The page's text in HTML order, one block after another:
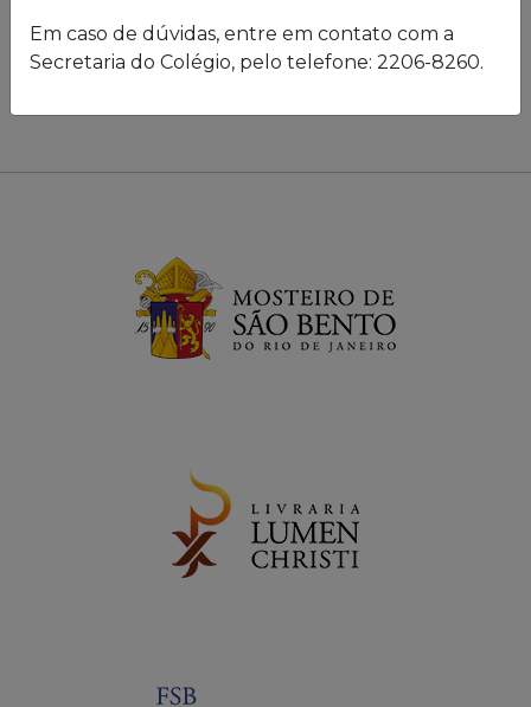
Em caso de dúvidas, entre em contato com a
Secretaria do Colégio, pelo telefone: 2206-8260.